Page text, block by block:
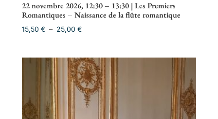
22 novembre 2026, 12:30 – 13:30 | Les Premiers
Romantiques – Naissance de la flûte romantique
15,50 € – 25,00 €Plage
15,50 €
à
25,00 €